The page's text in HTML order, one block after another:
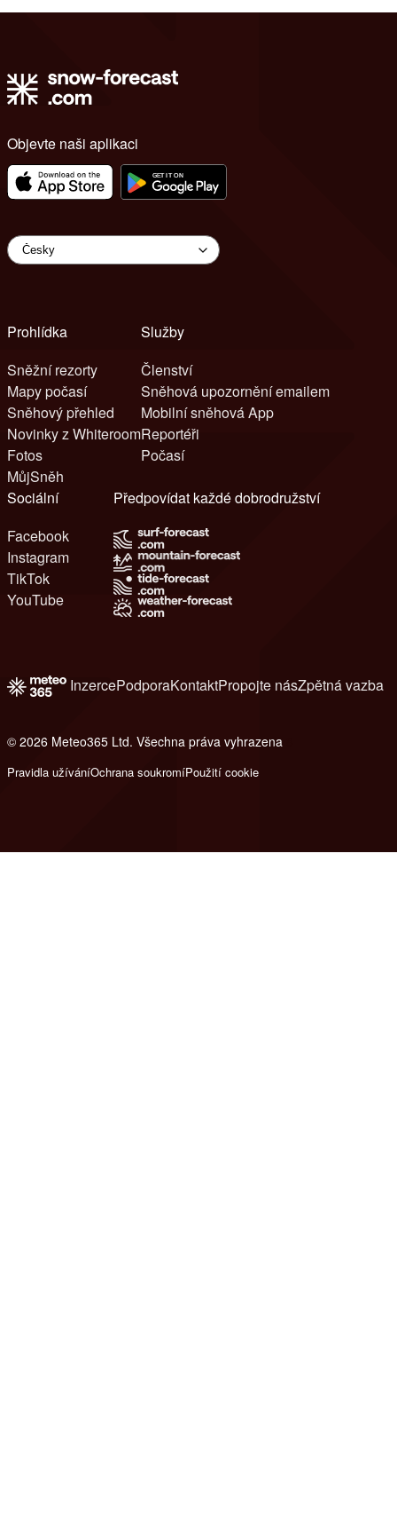
Objevte naši aplikaci
Prohlídka
Sněžní rezorty
Mapy počasí
Sněhový přehled
Novinky z Whiteroom
Fotos
MůjSněh
Služby
Členství
Sněhová upozornění emailem
Mobilní sněhová App
Reportéři
Počasí
Sociální
Facebook
Instagram
TikTok
YouTube
Předpovídat každé dobrodružství
InzercePodporaKontaktPropojte násZpětná vazba
© 2026 Meteo365 Ltd. Všechna práva vyhrazena
Pravidla užíváníOchrana soukromíPoužití cookie